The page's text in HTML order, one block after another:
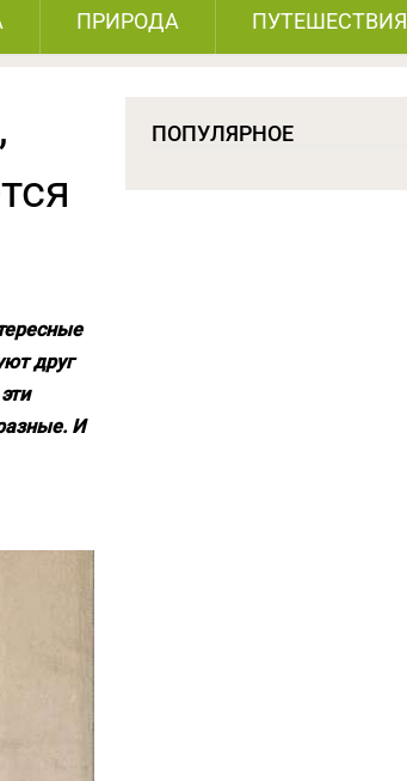
ПРИРОДА ПУТЕШЕСТВИЯ
друг
И
ПОПУЛЯРНОЕ